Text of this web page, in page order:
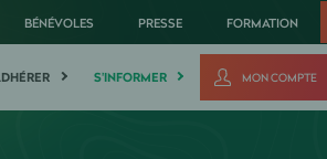
BÉNÉVOLES PRESSE FORMATION
S'INFORMER MON COMPTE